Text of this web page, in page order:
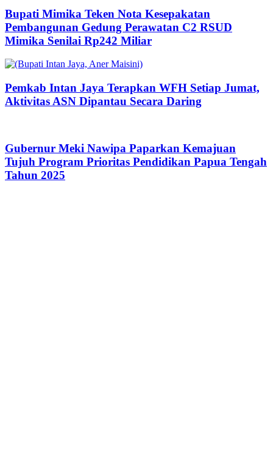
Bupati Mimika Teken Nota Kesepakatan
Pembangunan Gedung Perawatan C2 RSUD
Mimika Senilai Rp242 Miliar
Pemkab Intan Jaya Terapkan WFH Setiap Jumat,
Aktivitas ASN Dipantau Secara Daring
Gubernur Meki Nawipa Paparkan Kemajuan
Tujuh Program Prioritas Pendidikan Papua Tengah
Tahun 2025